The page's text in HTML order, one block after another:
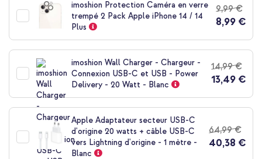
imoshion Protection Caméra en verre
trempé 2 Pack Apple iPhone 14 / 14
Plus
9,99 €
8,99 €
imoshion Wall Charger - Chargeur -
Connexion USB-C et USB - Power
Delivery - 20 Watt - Blanc
14,99 €
13,49 €
Apple Adaptateur secteur USB-C
d'origine 20 watts + câble USB-C
vers Lightning d'origine - 1 mètre -
Blanc
64,99 €
40,38 €